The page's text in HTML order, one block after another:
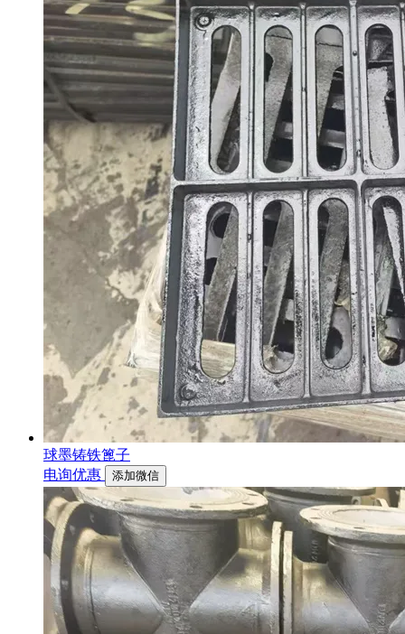
球墨铸铁篦子
电询优惠
添加微信